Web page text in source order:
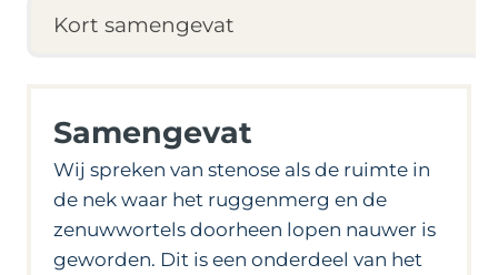
Kort samengevat
Samengevat
Wij spreken van stenose als de ruimte in
de nek waar het ruggenmerg en de
zenuwwortels doorheen lopen nauwer is
geworden. Dit is een onderdeel van het